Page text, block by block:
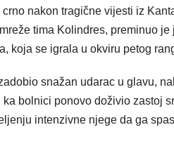
nakon tragične vijesti iz
tima Kolindres, preminuo
koja se igrala u okviru petog
snažan udarac u glavu,
bolnici ponovo doživio zastoj
intenzivne njege da ga